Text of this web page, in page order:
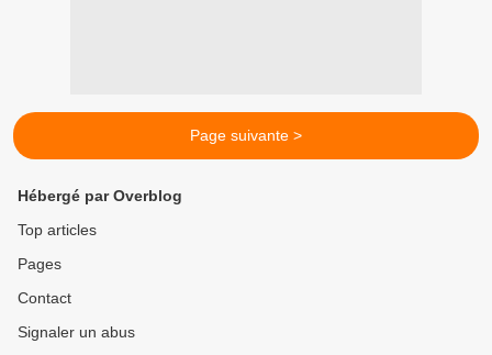
Page suivante >
Hébergé par Overblog
Top articles
Pages
Contact
Signaler un abus